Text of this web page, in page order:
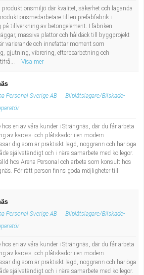
där kvalitet, säkerhet och laganda
till en prefabfabrik i
tillverkning av betongelement. I fabriken
massiva plattor och håldäck till byggprojekt
varierande och innefattar moment som
gjutning, vibrering, efterbearbetning och
Visa mer
Personal Sverige AB
Bilplåtslagare/Bilskade-
en av våra kunder i Strängnäs, där du får arbeta
av kaross- och plåtskador i en modern
dig som är praktiskt lagd, noggrann och har öga
självständigt och i nära samarbete med kollegor.
hos Arena Personal och arbeta som konsult hos
För rätt person finns goda möjligheter till
Personal Sverige AB
Bilplåtslagare/Bilskade-
en av våra kunder i Strängnäs, där du får arbeta
av kaross- och plåtskador i en modern
dig som är praktiskt lagd, noggrann och har öga
självständigt och i nära samarbete med kollegor.